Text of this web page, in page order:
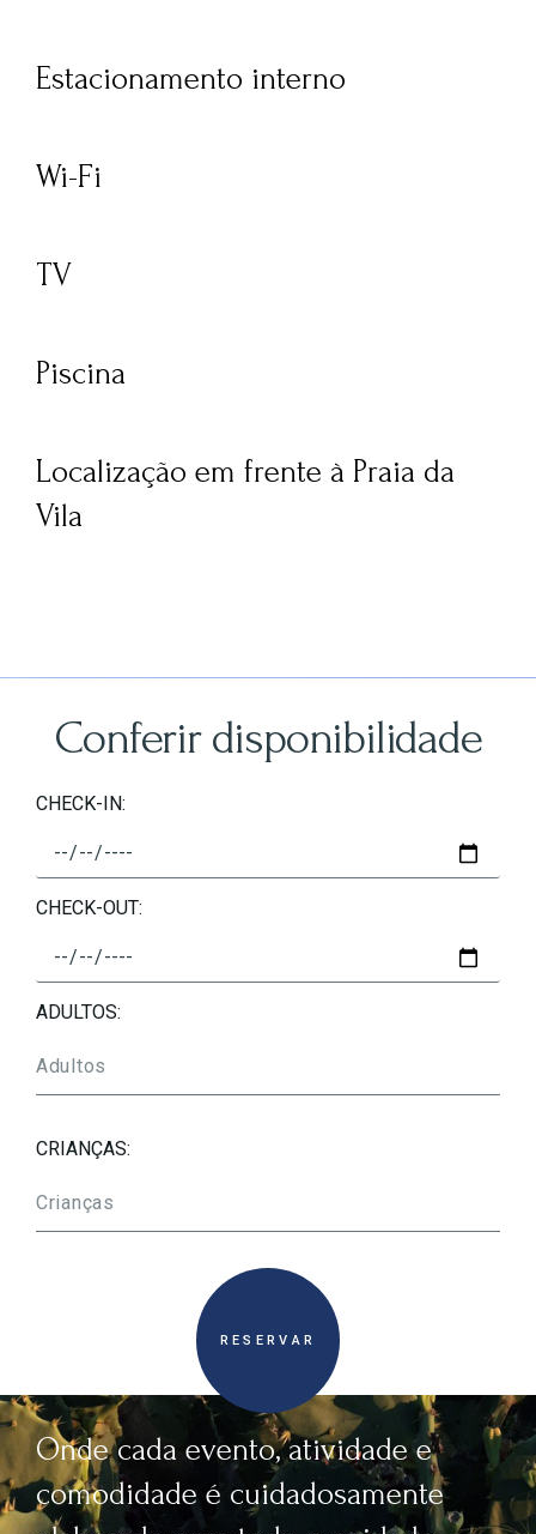
Estacionamento interno
Wi-Fi
TV
Piscina
Localização em frente à Praia da
Vila
Conferir disponibilidade
CHECK-IN:
CHECK-OUT:
ADULTOS:
CRIANÇAS:
RESERVAR
Onde cada evento, atividade e
comodidade é cuidadosamente